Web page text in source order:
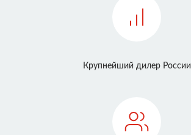
Крупнейший дилер России